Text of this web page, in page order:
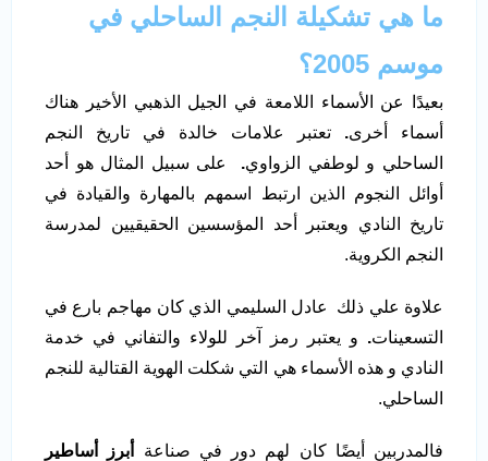
ما هي تشكيلة النجم الساحلي في
موسم 2005؟
بعيدًا عن الأسماء اللامعة في الجيل الذهبي الأخير هناك
أسماء أخرى. تعتبر علامات خالدة في تاريخ النجم
الساحلي و لوطفي الزواوي. على سبيل المثال هو أحد
أوائل النجوم الذين ارتبط اسمهم بالمهارة والقيادة في
تاريخ النادي ويعتبر أحد المؤسسين الحقيقيين لمدرسة
النجم الكروية.
علاوة علي ذلك عادل السليمي الذي كان مهاجم بارع في
التسعينات. و يعتبر رمز آخر للولاء والتفاني في خدمة
النادي و هذه الأسماء هي التي شكلت الهوية القتالية للنجم
الساحلي.
فالمدربين أيضًا كان لهم دور في صناعة
أبرز أساطير